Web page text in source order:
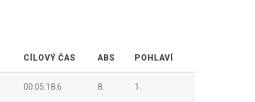
CÍLOVÝ ČAS ABS POHLAVÍ
00:05:18.6 8. 1.